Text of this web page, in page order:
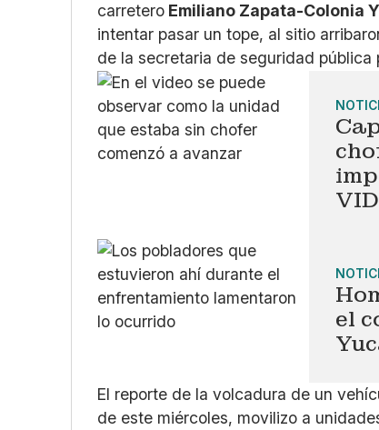
carretero Emiliano Zapata-Colonia
intentar pasar un tope, al sitio
de la secretaria de seguridad pública
el
El reporte de la volcadura de un
de este miércoles, movilizo a